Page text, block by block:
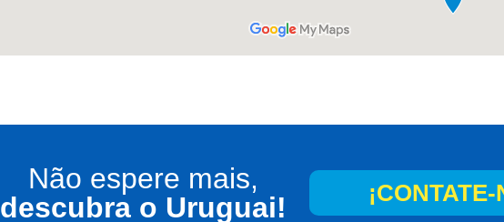
Não espere mais,
descubra o Uruguai!